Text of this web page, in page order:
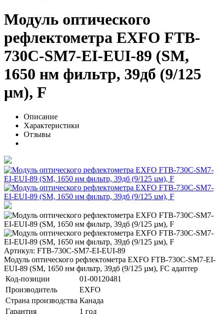
Модуль оптического
рефлектометра EXFO FTB-
730C-SM7-EI-EUI-89 (SМ,
1650 нм фильтр, 39дб (9/125
µм), F
Описание
Характеристики
Отзывы
Артикул: FTB-730C-SM7-EI-EUI-89
Модуль оптического рефлектометра EXFO FTB-730C-SM7-EI-
EUI-89 (SМ, 1650 нм фильтр, 39дб (9/125 µм), FC адаптер
Код-позиции
01-00120481
Производитель
EXFO
Страна производства Канада
Гарантия
1 год